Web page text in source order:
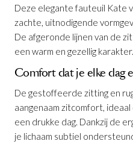
Deze elegante fauteuil Kate
zachte, uitnodigende
De afgeronde lijnen van de
een warm en gezellig karakter.
Comfort dat je elke dag
De gestoffeerde zitting en
aangenaam zitcomfort,
een drukke dag. Dankzij de
je lichaam subtiel